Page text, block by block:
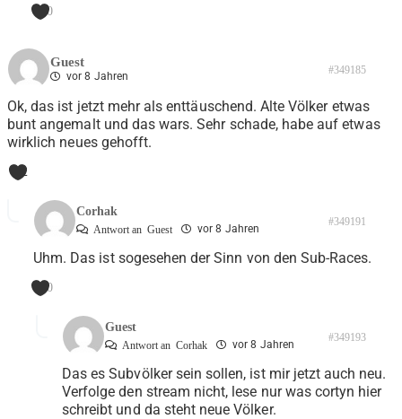
0
Guest
vor 8 Jahren #349185
Ok, das ist jetzt mehr als enttäuschend. Alte Völker etwas
bunt angemalt und das wars. Sehr schade, habe auf etwas
wirklich neues gehofft.
2
Corhak
Antwort an Guest vor 8 Jahren
#349191
Uhm. Das ist sogesehen der Sinn von den Sub-Races.
0
Guest
Antwort an Corhak vor 8 Jahren
#349193
Das es Subvölker sein sollen, ist mir jetzt auch neu.
Verfolge den stream nicht, lese nur was cortyn hier
schreibt und da steht neue Völker.